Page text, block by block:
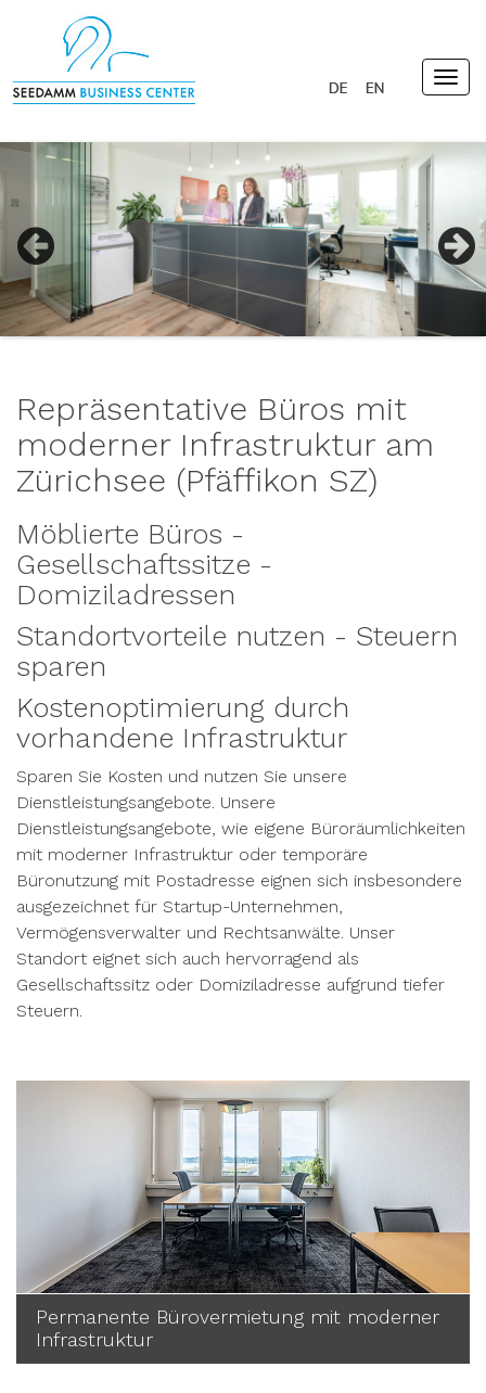
Previous Next
Repräsentative Büros mit
moderner Infrastruktur am
Zürichsee (Pfäffikon SZ)
Möblierte Büros -
Gesellschaftssitze -
Domiziladressen
Standortvorteile nutzen - Steuern
sparen
Kostenoptimierung durch
vorhandene Infrastruktur
Sparen Sie Kosten und nutzen Sie unsere
Dienstleistungsangebote. Unsere
Dienstleistungsangebote, wie eigene Büroräumlichkeiten
mit moderner Infrastruktur oder temporäre
Büronutzung mit Postadresse eignen sich insbesondere
ausgezeichnet für Startup-Unternehmen,
Vermögensverwalter und Rechtsanwälte. Unser
Standort eignet sich auch hervorragend als
Gesellschaftssitz oder Domiziladresse aufgrund tiefer
Steuern.
Permanente Bürovermietung mit moderner
Infrastruktur